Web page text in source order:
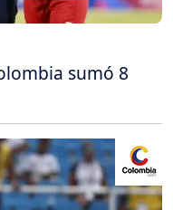
sumó 8